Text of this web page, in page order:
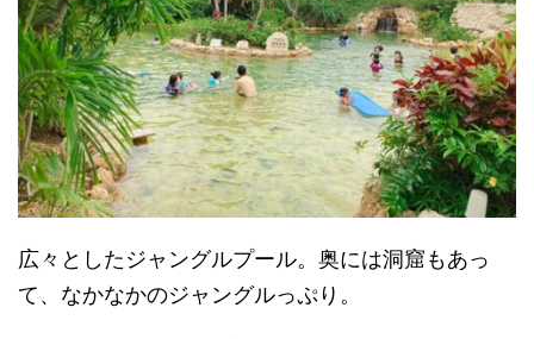
広々としたジャングルプール。奥には洞窟もあっ
て、なかなかのジャングルっぷり。